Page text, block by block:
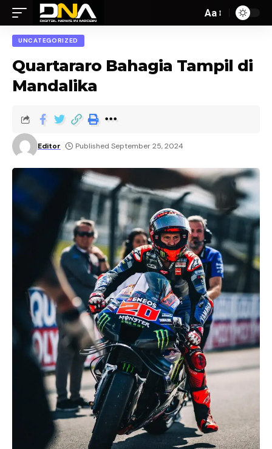
Aa
UNCATEGORIZED
Quartararo Bahagia Tampil di
Mandalika
Editor Published September 25, 2024